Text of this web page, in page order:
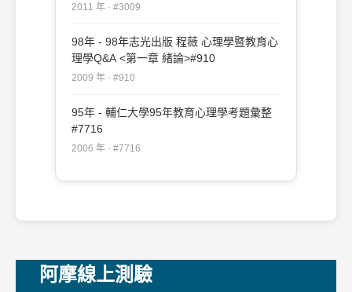
2011 年 · #3009
98年 - 98年志光出版 程薇 心理學暨教育心
理學Q&A <第一章 緒論>#910
2009 年 · #910
95年 - 輔仁大學95年教育心理學考題彙整
#7716
2006 年 · #7716
阿摩線上測驗